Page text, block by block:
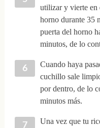
utilizar y vierte en
horno durante 35
puerta del horno
minutos, de lo
Cuando haya
cuchillo sale
por dentro, de lo
minutos más.
Una vez que tu